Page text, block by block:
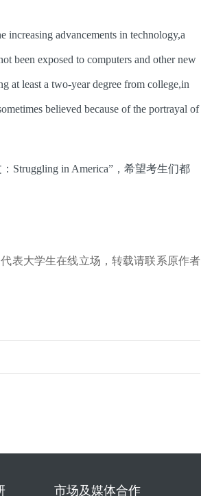
advancements in technology,a
been exposed to computers and other new
at least a two-year degree from college,in
believed because of the portrayal of
in America”，希望考生们都
表大学生在线立场，转载请联系原作者
市场及媒体合作